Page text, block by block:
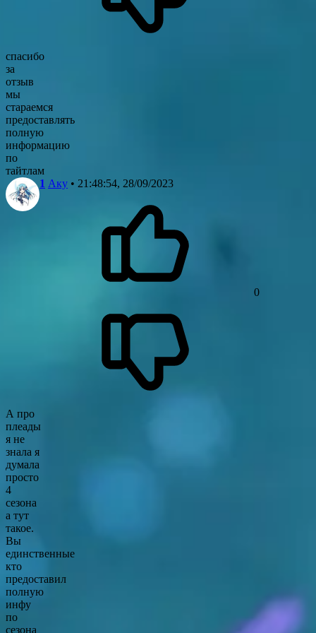
спасибо
за
отзыв
мы
стараемся
предоставлять
полную
информацию
по
тайтлам
1 Аку • 21:48:54, 28/09/2023
0
А про
плеады
я не
знала я
думала
просто
4
сезона
а тут
такое.
Вы
единственные
кто
предоставил
полную
инфу
по
сезона